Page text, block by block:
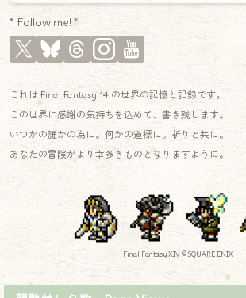
* Follow me! *
これは Final Fantasy 14 の世界の記憶と記録です。
この世界に感謝の気持ちを込めて、書き残します。
いつかの誰かの為に。何かの道標に。祈りと共に。
あなたの冒険がより幸多きものとなりますように。
Final Fantasy XIV © SQUARE ENIX